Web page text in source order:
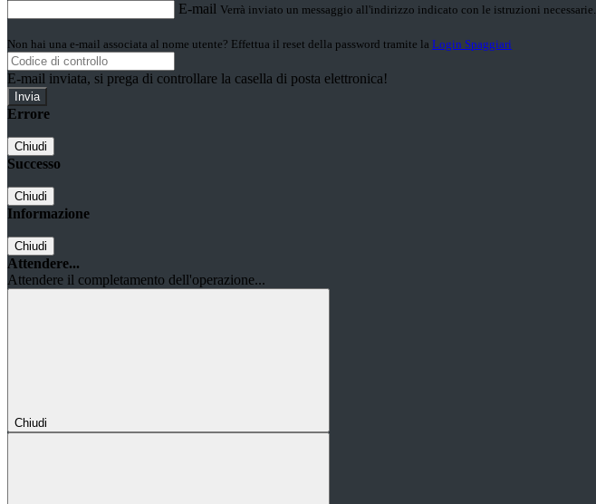
E-mail Verrà inviato un messaggio all'indirizzo indicato con le istruzioni necessarie.
Non hai una e-mail associata al nome utente? Effettua il reset della password tramite la Login Spaggiari
E-mail inviata, si prega di controllare la casella di posta elettronica!
Errore
Chiudi
Successo
Chiudi
Informazione
Chiudi
Attendere...
Attendere il completamento dell'operazione...
Chiudi